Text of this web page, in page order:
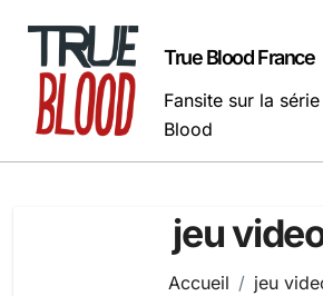
contenu
True Blood France
Fansite sur la
Blood
jeu
Accueil jeu